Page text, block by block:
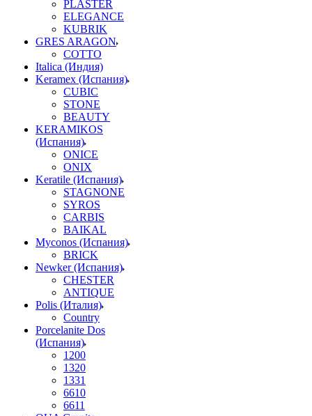
PLASTER
ELEGANCE
KUBRIK
GRES ARAGON
COTTO
Italica (Индия)
Keramex (Испания)
CUBIC
STONE
BEAUTY
KERAMIKOS
(Испания)
ONICE
ONIX
Keratile (Испания)
STAGNONE
SYROS
CARBIS
BAIKAL
Myconos (Испания)
BRICK
Newker (Испания)
CHESTER
ANTIQUE
Polis (Италия)
Country
Porcelanite Dos
(Испания)
1200
1320
1331
6610
6611